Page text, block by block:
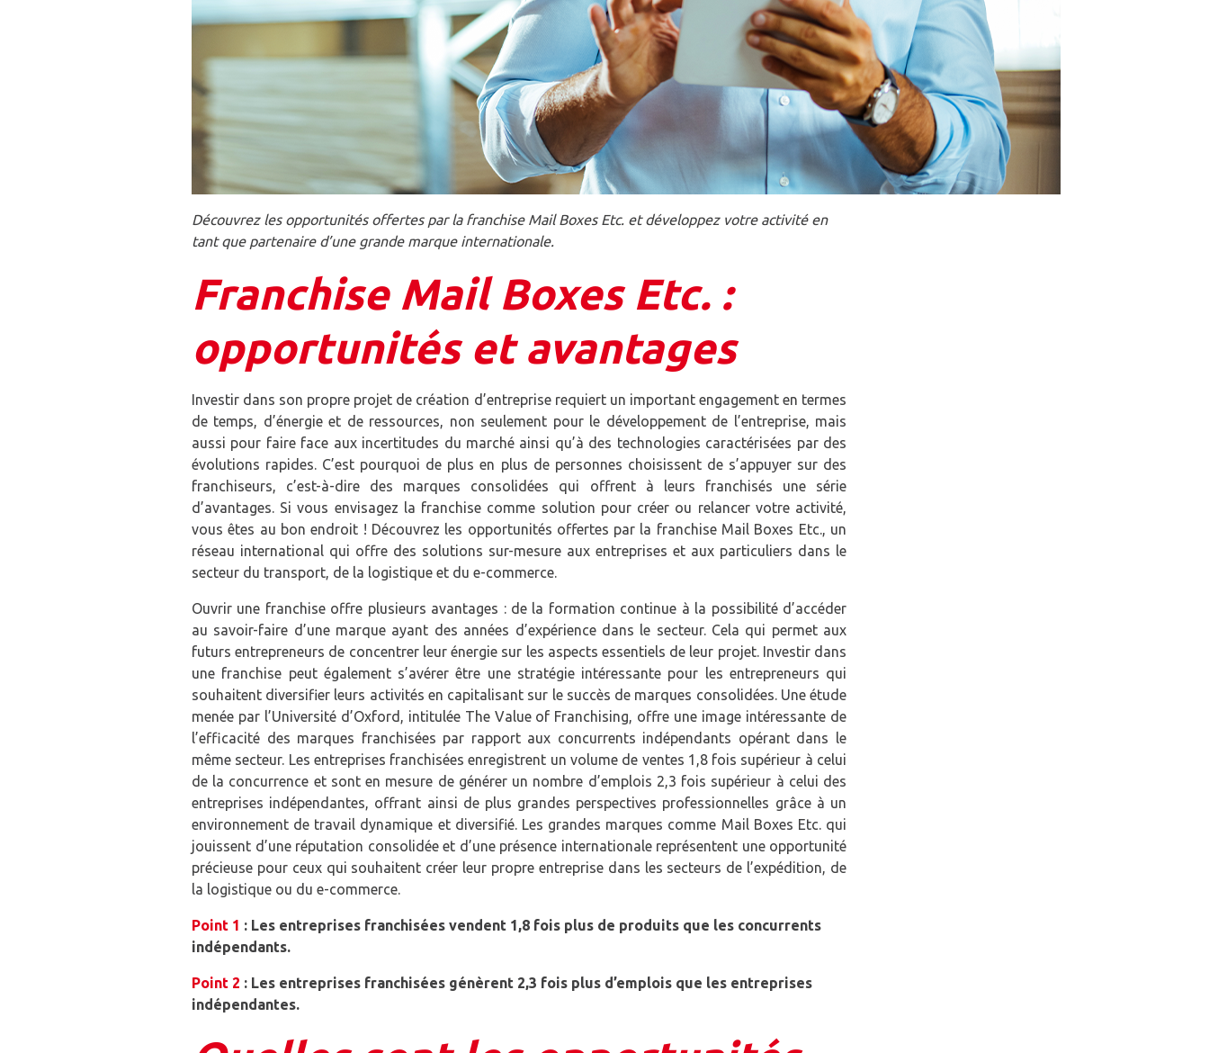
Découvrez les opportunités offertes par la franchise Mail Boxes Etc. et développez votre activité en
tant que partenaire d’une grande marque internationale.
Franchise Mail Boxes Etc. :
opportunités et avantages
Investir dans son propre projet de création d’entreprise requiert un important engagement en termes
de temps, d’énergie et de ressources, non seulement pour le développement de l’entreprise, mais
aussi pour faire face aux incertitudes du marché ainsi qu’à des technologies caractérisées par des
évolutions rapides. C’est pourquoi de plus en plus de personnes choisissent de s’appuyer sur des
franchiseurs, c’est-à-dire des marques consolidées qui offrent à leurs franchisés une série
d’avantages. Si vous envisagez la franchise comme solution pour créer ou relancer votre activité,
vous êtes au bon endroit ! Découvrez les opportunités offertes par la franchise Mail Boxes Etc., un
réseau international qui offre des solutions sur-mesure aux entreprises et aux particuliers dans le
secteur du transport, de la logistique et du e-commerce.
Ouvrir une franchise offre plusieurs avantages : de la formation continue à la possibilité d’accéder
au savoir-faire d’une marque ayant des années d’expérience dans le secteur. Cela qui permet aux
futurs entrepreneurs de concentrer leur énergie sur les aspects essentiels de leur projet. Investir dans
une franchise peut également s’avérer être une stratégie intéressante pour les entrepreneurs qui
souhaitent diversifier leurs activités en capitalisant sur le succès de marques consolidées. Une étude
menée par l’Université d’Oxford, intitulée The Value of Franchising, offre une image intéressante de
l’efficacité des marques franchisées par rapport aux concurrents indépendants opérant dans le
même secteur. Les entreprises franchisées enregistrent un volume de ventes 1,8 fois supérieur à celui
de la concurrence et sont en mesure de générer un nombre d’emplois 2,3 fois supérieur à celui des
entreprises indépendantes, offrant ainsi de plus grandes perspectives professionnelles grâce à un
environnement de travail dynamique et diversifié. Les grandes marques comme Mail Boxes Etc. qui
jouissent d’une réputation consolidée et d’une présence internationale représentent une opportunité
précieuse pour ceux qui souhaitent créer leur propre entreprise dans les secteurs de l’expédition, de
la logistique ou du e-commerce.
Point 1 : Les entreprises franchisées vendent 1,8 fois plus de produits que les concurrents
indépendants.
Point 2 : Les entreprises franchisées génèrent 2,3 fois plus d’emplois que les entreprises
indépendantes.